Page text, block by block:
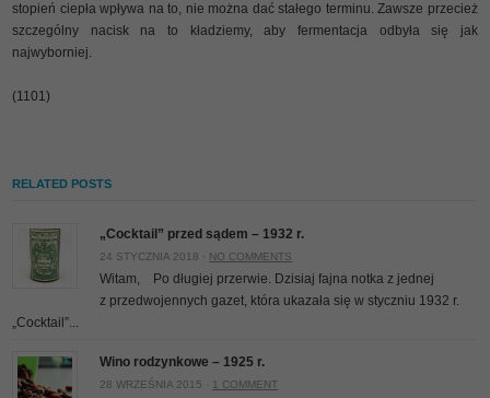
stopień ciepła wpływa na to, nie można dać stałego terminu. Zawsze przecież
szczególny nacisk na to kładziemy, aby fermentacja odbyła się jak
najwyborniej.
(1101)
RELATED POSTS
„Cocktail” przed sądem – 1932 r.
24 STYCZNIA 2018 · NO COMMENTS
Witam, Po długiej przerwie. Dzisiaj fajna notka z jednej
z przedwojennych gazet, która ukazała się w styczniu 1932 r.
„Cocktail”...
Wino rodzynkowe – 1925 r.
28 WRZEŚNIA 2015 · 1 COMMENT